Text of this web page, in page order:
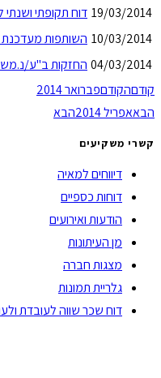
19/03/2014 דוח תקופתי ושנתי
10/03/2014 השותפות מעדכנת
04/03/2014 החזקות ב"ע/נ.משרה
קודםהקודםפברואר 2014
הבאאפריל 2014 הבא
קשרי משקיעים
דיווחים למאיה
דוחות כספיים
הודעות ואירועים
מן העיתונות
מצגות חברה
גלריית תמונות
דוח שכר שווה לעובדת